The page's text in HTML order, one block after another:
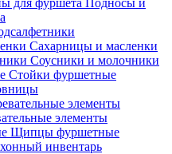
Подносы и
Сахарницы и масленки
Соусники и молочники
Стойки фуршетные
элементы
Щипцы фуршетные
инвентарь